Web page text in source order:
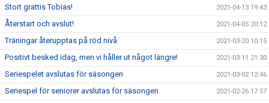
Stort grattis Tobias! 2021-04-13 19:43
Återstart och avslut! 2021-04-05 20:12
Träningar återupptas på röd nivå 2021-03-20 10:15
Positivt besked idag, men vi håller ut något längre! 2021-03-11 21:30
Seriespelet avslutas för säsongen 2021-03-02 12:46
Seriespel för seniorer avslutas för säsongen 2021-02-26 17:57